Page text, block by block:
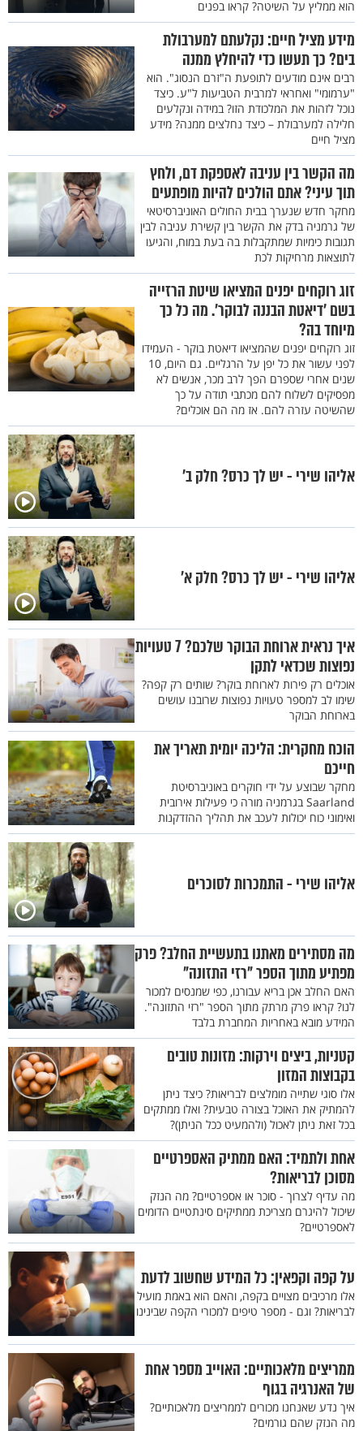
הוא ממליץ על השיטה? קראו בפנים
מידע מציל חיים: נקלעתם למערבולת
בים? כך תעשו כדי להיחלץ ממנה
רבים אינם מודעים לתופעת ה"זרם הנסוג". הוא
"ערמומי" ואחראי למרבית הטביעות ל"ע. כיצד
נוכל לזהות את המלכודת הזו? במידה ונקלעים
חלילה למערבולת – כיצד נחלצים ממנה? מידע
מציל חיים
מה הקשר בין עניבה לאספקת דם, ולחץ
תוך עיני? אתם הולכים להיות מופתעים
מחקר חדש שנערך בבית החולים האוניברסיטאי
של גרמניה בדק את הקשר בין קשירת עניבה לבין
תגובות כימיות שמתקבלות בה בעת במוח, והגיעו
לתוצאות מרחיקות לכת
זוג רוקחים יפנים המציאו שיטת הרזייה
בשם 'דיאטת הבננה לבוקר'. מה כל כך
מיוחד בה?
זוג רוקחים יפנים שהמציאו דיאטת בוקר - העמידו
לפני עשור את כל יפן על הרגליים. גם היום, 10
שנים אחרי שספרם הפך לרב מכר, אנשים לא
מפסיקים לשלוח להם מכתבי תודה על כך
שהשיטה עזרה להם. אז מה הם אוכלים?
אליהו שירי - יש לך כרס? חלק ב’
אליהו שירי - יש לך כרס? חלק א’
איך נראית ארוחת הבוקר שלכם? 7 טעויות
נפוצות שכדאי לתקן
אוכלים רק פירות לארוחת בוקר? שותים רק קפה?
שימו לב למספר טעויות נפוצות שרובנו עושים
בארוחת הבוקר
הוכח מחקרית: הליכה יומית תאריך את
חייכם
מחקר שבוצע על ידי חוקרים באוניברסיטת
Saarland בגרמניה מורה כי פעילות אירובית
ואימוני כוח יכולות לעכב את תהליך ההזדקנות
אליהו שירי - התמכרות לסוכרים
מה מסתירים מאתנו בתעשיית החלב? פרק
מפתיע מתוך הספר "רזי התזונה"
האם החלב אכן בריא עבורנו, כפי שמנסים למכור
לנו? קראו פרק מרתק מתוך הספר "רזי התזונה".
המידע מובא באחריות המחברת בלבד
קטניות, ביצים וירקות: מזונות טובים
בקבוצות המזון
אלו סוגי שתייה מומלצים לבריאות? כיצד ניתן
להמתיק את האוכל בצורה טבעית? ואלו ממתקים
בכל זאת ניתן לאכול (ולהמעיט ככל הניתן)?
אחת ולתמיד: האם ממתיק האספרטיים
מסוכן לבריאות?
מה עדיף לצרוך - סוכר או אספרטיים? מה הנזק
שיכול להיגרם מצריכת ממתיקים סינתטיים הדומים
לאספרטיים?
על קפה וקפאין: כל המידע שחשוב לדעת
אלו מרכיבים מצויים בקפה, והאם הוא באמת מועיל
לבריאות? וגם - מספר טיפים למכורי הקפה שבינינו
ממריצים מלאכותיים: האוייב מספר אחת
של האנרגיה בגוף
איך נדע שאנחנו מכורים לממריצים מלאכותיים?
מה הנזק שהם גורמים?